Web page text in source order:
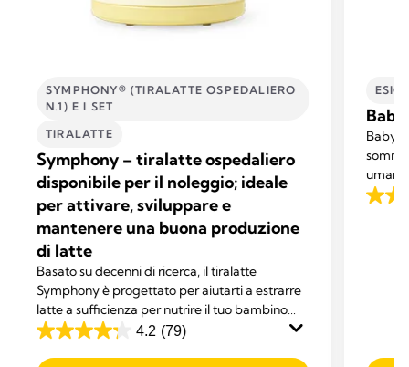
SYMPHONY® (TIRALATTE OSPEDALIERO
N.1) E I SET
TIRALATTE
Symphony – tiralatte ospedaliero
disponibile per il noleggio; ideale
per attivare, sviluppare e
mantenere una buona produzione
di latte
Basato su decenni di ricerca, il tiralatte
Symphony è progettato per aiutarti a estrarre
latte a sufficienza per nutrire il tuo bambino
esclusivamente con latte umano.
4.2 (79)
4.2
su
Baby
3.0